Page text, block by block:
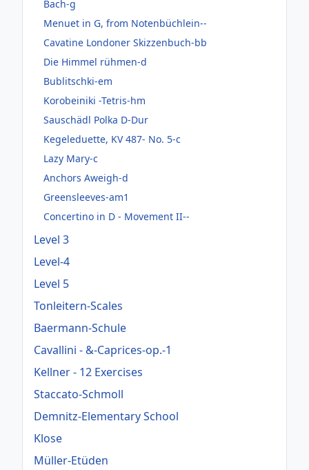
Bach-g
Menuet in G, from Notenbüchlein--
Cavatine Londoner Skizzenbuch-bb
Die Himmel rühmen-d
Bublitschki-em
Korobeiniki -Tetris-hm
Sauschädl Polka D-Dur
Kegeleduette, KV 487- No. 5-c
Lazy Mary-c
Anchors Aweigh-d
Greensleeves-am1
Concertino in D - Movement II--
Level 3
Level-4
Level 5
Tonleitern-Scales
Baermann-Schule
Cavallini - &-Caprices-op.-1
Kellner - 12 Exercises
Staccato-Schmoll
Demnitz-Elementary School
Klose
Müller-Etüden